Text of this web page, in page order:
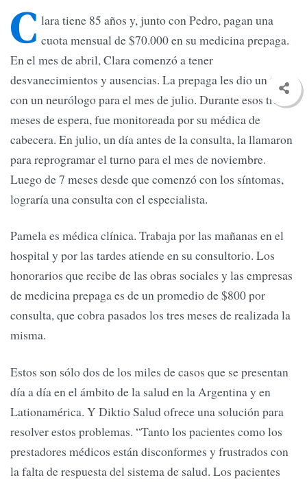
C lara tiene 85 años y, junto con Pedro, pagan una
cuota mensual de $70.000 en su medicina prepaga.
En el mes de abril, Clara comenzó a tener
desvanecimientos y ausencias. La prepaga les dio un turno
con un neurólogo para el mes de julio. Durante esos tres
meses de espera, fue monitoreada por su médica de
cabecera. En julio, un día antes de la consulta, la llamaron
para reprogramar el turno para el mes de noviembre.
Luego de 7 meses desde que comenzó con los síntomas,
lograría una consulta con el especialista.
Pamela es médica clínica. Trabaja por las mañanas en el
hospital y por las tardes atiende en su consultorio. Los
honorarios que recibe de las obras sociales y las empresas
de medicina prepaga es de un promedio de $800 por
consulta, que cobra pasados los tres meses de realizada la
misma.
Estos son sólo dos de los miles de casos que se presentan
día a día en el ámbito de la salud en la Argentina y en
Lationamérica. Y Diktio Salud ofrece una solución para
resolver estos problemas. “Tanto los pacientes como los
prestadores médicos están disconformes y frustrados con
la falta de respuesta del sistema de salud. Los pacientes